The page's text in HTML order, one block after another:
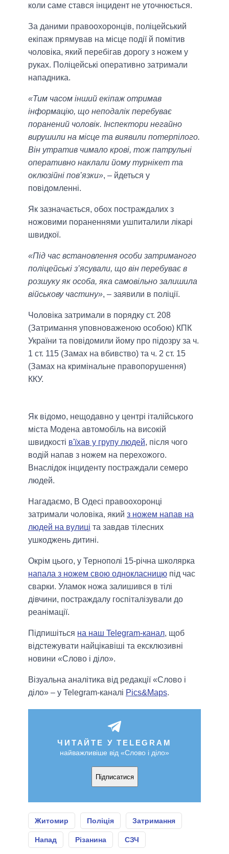
коли саме стався інцидент не уточнюється.
За даними правоохоронців, поліцейський
екіпаж прямував на місце події й помітив
чоловіка, який перебігав дорогу з ножем у
руках. Поліцейські оперативно затримали
нападника.
«Тим часом інший екіпаж отримав
інформацію, що неподалік перебуває
поранений чоловік. Інспектори негайно
вирушили на місце та виявили потерпілого.
Він утратив чимало крові, тож патрульні
оперативно наклали йому турнікет та
оклюзійні пов’язки», – йдеться у
повідомленні.
Як зазначається, обох постраждалих з
ножовими пораненнями ушпиталили лікарі
швидкої.
«Під час встановлення особи затриманого
поліцейські з’ясували, що він перебуває в
розшуку як особа, яка самовільно залишила
військову частину», – заявили в поліції.
Чоловіка затримали в порядку ст. 208
(Затримання уповноваженою особою) КПК
України та повідомили йому про підозру за ч.
1 ст. 115 (Замах на вбивство) та ч. 2 ст. 15
(Замах на кримінальне правопорушення)
ККУ.
Як відомо, нещодавно у центрі італійського
міста Модена автомобіль на високій
швидкості в'їхав у групу людей, після чого
водій напав з ножем на перехожого.
Внаслідок інциденту постраждали семеро
людей.
Нагадаємо, В Одесі правоохоронці
затримали чоловіка, який з ножем напав на
людей на вулиці та завдав тілесних
ушкоджень дитині.
Окрім цього, у Тернополі 15-річна школярка
напала з ножем свою однокласницю під час
сварки. Уламок ножа залишився в тілі
дівчини, постраждалу госпіталізували до
реанімації.
Підпишіться на наш Telegram-канал, щоб
відстежувати найцікавіші та ексклюзивні
новини «Слово і діло».
Візуальна аналітика від редакції «Слово і
діло» – у Telegram-каналі Pics&Maps.
ЧИТАЙТЕ У TELEGRAM
найважливіше від «Слово і діло»
Підписатися
Житомир Поліція Затримання
Напад Різанина СЗЧ